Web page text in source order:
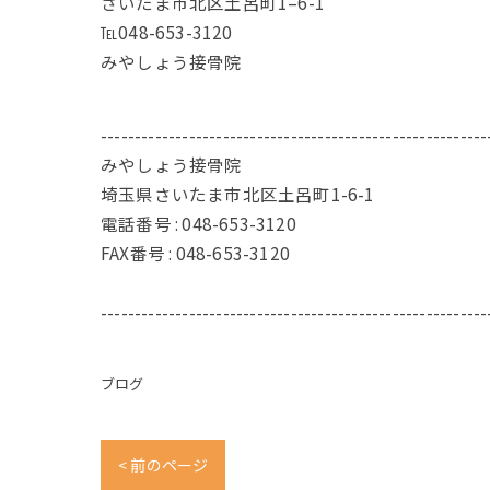
℡048-653-3120
みやしょう接骨院
みやしょう接骨院
埼玉県さいたま市北区土呂町1-6-1
電話番号 :048-653-3120
FAX番号 : 048-653-3120
ブログ
< 前のページ